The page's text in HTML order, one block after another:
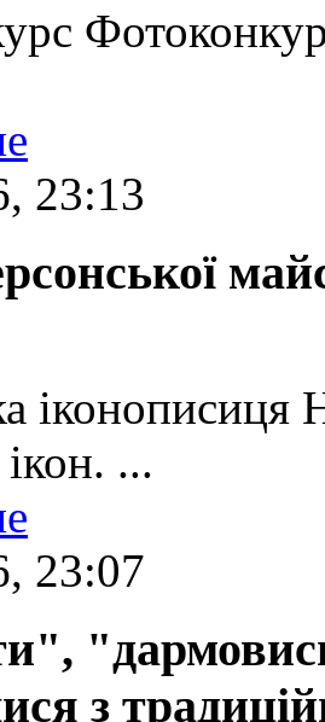
23:13
іконописиця
...
23:07
з